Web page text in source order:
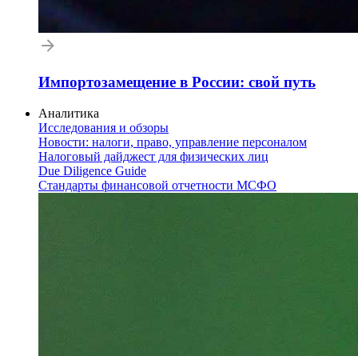
Импортозамещение в России: свой путь
Аналитика
Исследования и обзоры
Новости: налоги, право, управление персоналом
Налоговый дайджест для физических лиц
Due Diligence Guide
Стандарты финансовой отчетности МСФО